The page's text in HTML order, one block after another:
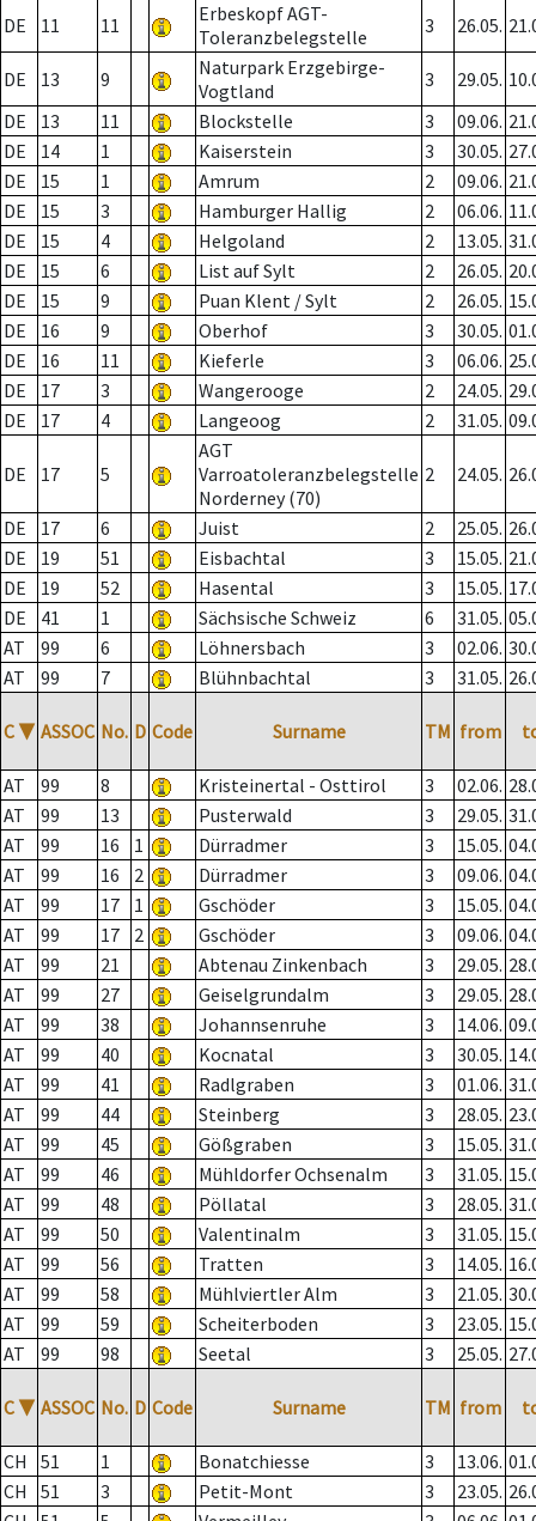
DE 11 11
Erbeskopf AGT-
Toleranzbelegstelle
3 26.05.
DE 13 9
Naturpark Erzgebirge-
Vogtland
3 29.05.
DE
13 11 Blockstelle 3 09.06.
DE
14 1 Kaiserstein 3 30.05.
DE
15 1 Amrum 2 09.06.
DE
15 3 Hamburger Hallig 2 06.06.
DE
15 4 Helgoland 2 13.05.
DE
15 6 List auf Sylt 2 26.05.
DE
15 9 Puan Klent / Sylt 2 26.05.
DE
16 9 Oberhof 3 30.05.
DE
16 11 Kieferle 3 06.06.
DE
17 3 Wangerooge 2 24.05.
DE
17 4 Langeoog 2 31.05.
DE 17 5
AGT
Varroatoleranzbelegstelle
Norderney (70)
2 24.05.
DE 17 6 Juist 2 25.05.
DE
19 51 Eisbachtal 3 15.05.
DE
19 52 Hasental 3 15.05.
DE
41 1 Sächsische Schweiz 6 31.05.
AT
99 6 Löhnersbach 3 02.06.
AT
99 7 Blühnbachtal 3 31.05.
C ▼ ASSOC No. D Code Surname TM from
AT 99 8 Kristeinertal - Osttirol 3 02.06.
AT
99 13 Pusterwald 3 29.05.
AT
99 16 1 Dürradmer 3 15.05.
AT
99 16 2 Dürradmer 3 09.06.
AT
99 17 1 Gschöder 3 15.05.
AT
99 17 2 Gschöder 3 09.06.
AT
99 21 Abtenau Zinkenbach 3 29.05.
AT
99 27 Geiselgrundalm 3 29.05.
AT
99 38 Johannsenruhe 3 14.06.
AT
99 40 Kocnatal 3 30.05.
AT
99 41 Radlgraben 3 01.06.
AT
99 44 Steinberg 3 28.05.
AT
99 45 Gößgraben 3 15.05.
AT
99 46 Mühldorfer Ochsenalm 3 31.05.
AT
99 48 Pöllatal 3 28.05.
AT
99 50 Valentinalm 3 31.05.
AT
99 56 Tratten 3 14.05.
AT
99 58 Mühlviertler Alm 3 21.05.
AT
99 59 Scheiterboden 3 23.05.
AT
99 98 Seetal 3 25.05.
C ▼ ASSOC No. D Code Surname TM from
CH 51 1 Bonatchiesse 3 13.06.
CH
51 3 Petit-Mont 3 23.05.